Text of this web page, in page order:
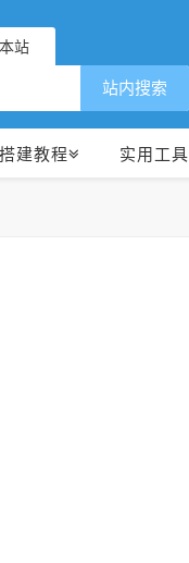
站
站内搜索
搭建教程 实用工具